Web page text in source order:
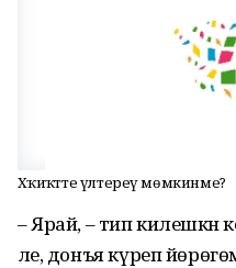
Хәҡиҡәтте үлтереү мөмкинме?
– Ярай, – тип килешкән
әле, донъя күреп